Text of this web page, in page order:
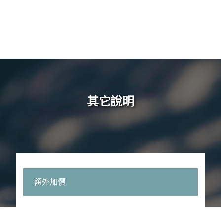
其它說明
額外加價